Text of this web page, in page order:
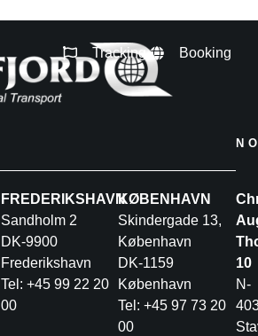
Tracking Booking
FREDERIKSHAVN
Sandholm 2
DK-9900
Frederikshavn
Tel: +45 99 22 20
00
KØBENHAVN
Skindergade 13,
København
DK-1159
København
Tel: +45 97 73 20
00
10
N-